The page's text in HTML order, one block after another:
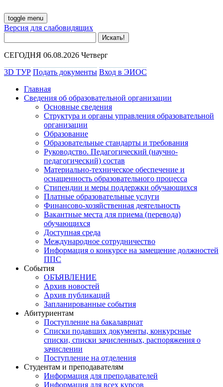
toggle menu
Версия для слабовидящих
СЕГОДНЯ 06.08.2026 Четверг
3D ТУР Подать документы Вход в ЭИОС
Главная
Сведения об образовательной организации
Основные сведения
Структура и органы управления образовательной
организации
Образование
Образовательные стандарты и требования
Руководство. Педагогический (научно-
педагогический) состав
Материально-техническое обеспечение и
оснащенность образовательного процесса
Стипендии и меры поддержки обучающихся
Платные образовательные услуги
Финансово-хозяйственная деятельность
Вакантные места для приема (перевода)
обучающихся
Доступная среда
Международное сотрудничество
Информация о конкурсе на замещение должностей
ППС
События
ОБЪЯВЛЕНИЕ
Архив новостей
Архив публикаций
Запланированные события
Абитуриентам
Поступление на бакалавриат
Списки подавших документы, конкурсные
списки, списки зачисленных, распоряжения о
зачислении
Поступление на отделения
Студентам и преподавателям
Информация для преподавателей
Информация для всех курсов